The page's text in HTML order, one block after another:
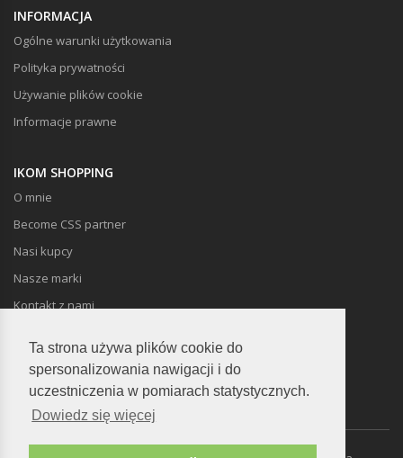
Ta strona używa plików cookie do
spersonalizowania nawigacji i do
uczestniczenia w pomiarach statystycznych.
Dowiedz się więcej
INFORMACJA
Ogólne warunki użytkowania
Polityka prywatności
Używanie plików cookie
Informacje prawne
IKOM SHOPPING
O mnie
Become CSS partner
Nasi kupcy
Nasze marki
Kontakt z nami